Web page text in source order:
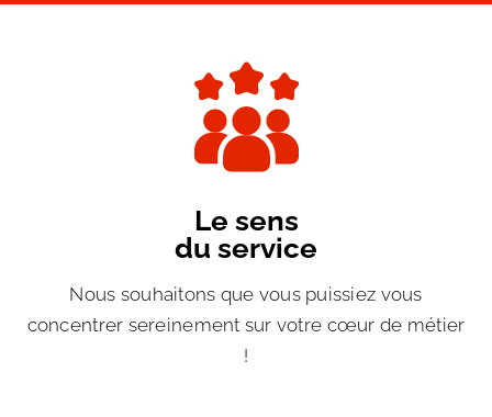
Le sens
du service
Nous souhaitons que vous puissiez vous
concentrer sereinement sur votre cœur de métier
!